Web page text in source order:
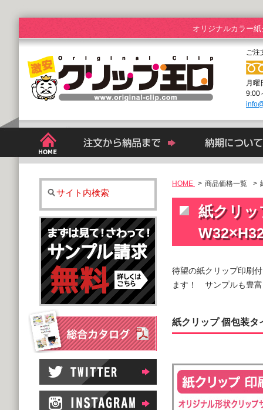
オリジナルカラー
ご注
月曜
9:00
HOME > 商品価格一覧 紙
紙クリ
待望の紙クリップ印刷
ます！ サンプルも豊富
紙クリップ 個包装タ
サイト内検索